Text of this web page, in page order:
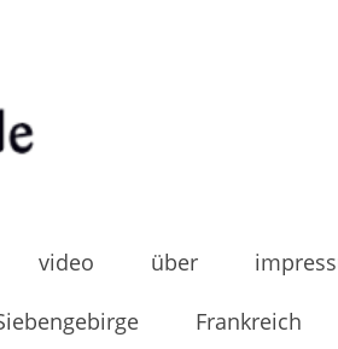
video über
Frankreich